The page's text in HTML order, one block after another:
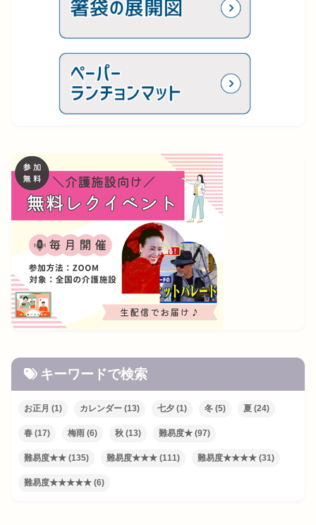
キーワードで検索
お正月 (1) カレンダー (13) 七夕 (1) 冬 (5) 夏 (24)
春 (17) 梅雨 (6) 秋 (13) 難易度★ (97)
難易度★★ (135) 難易度★★★ (111) 難易度★★★★ (31)
難易度★★★★★ (6)